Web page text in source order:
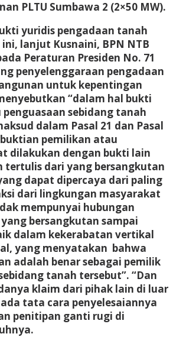
PLTU Sumbawa 2 (2×50 MW).
yuridis pengadaan tanah
ini, lanjut Kusnaini, BPN NTB
Peraturan Presiden No. 71
penyelenggaraan pengadaan
untuk kepentingan
“dalam hal bukti
sebidang tanah
dalam Pasal 21 dan Pasal
pemilikan atau
dilakukan dengan bukti lain
tertulis dari yang bersangkutan
dapat dipercaya dari paling
dari lingkungan masyarakat
mempunyai hubungan
bersangkutan sampai
dalam kekerabatan vertikal
yang menyatakan bahwa
adalah benar sebagai pemilik
tanah tersebut”. “Dan
klaim dari pihak lain di luar
tata cara penyelesaiannya
penitipan ganti rugi di